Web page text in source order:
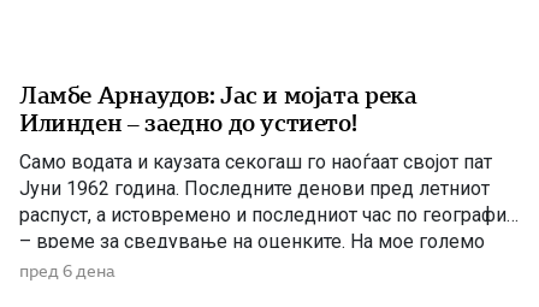
Ламбе Арнаудов: Јас и мојата река
Илинден – заедно до устието!
Само водата и каузата секогаш го наоѓаат својот пат
Јуни 1962 година. Последните денови пред летниот
распуст, а истовремено и последниот час по географија
– време за сведување на оценките. На мое големо
изненадување, учителката ме крена мене и ми
пред 6 дена